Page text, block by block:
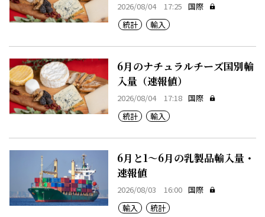
2026/08/04 17:25 国際
統計
輸入
6月のナチュラルチーズ国別輸
入量（速報値）
2026/08/04 17:18 国際
統計
輸入
6月と1～6月の乳製品輸入量・
速報値
2026/08/03 16:00 国際
輸入
統計